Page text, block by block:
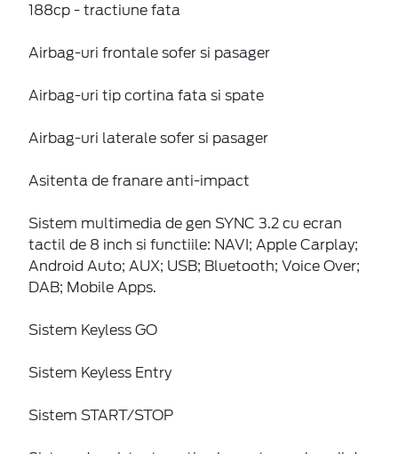
188cp - tractiune fata
Airbag-uri frontale sofer si pasager
Airbag-uri tip cortina fata si spate
Airbag-uri laterale sofer si pasager
Asitenta de franare anti-impact
Sistem multimedia de gen SYNC 3.2 cu ecran
tactil de 8 inch si functiile: NAVI; Apple Carplay;
Android Auto; AUX; USB; Bluetooth; Voice Over;
DAB; Mobile Apps.
Sistem Keyless GO
Sistem Keyless Entry
Sistem START/STOP